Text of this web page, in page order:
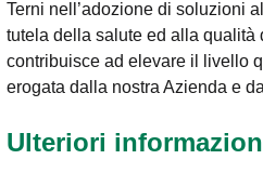
Terni nell’adozione di soluzioni
tutela della salute ed alla qualità
contribuisce ad elevare il livello
erogata dalla nostra Azienda e
Ulteriori